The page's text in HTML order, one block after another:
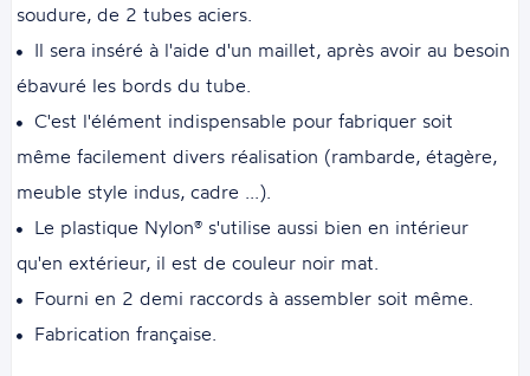
soudure, de 2 tubes aciers.
Il sera inséré à l'aide d'un maillet, après avoir au besoin
ébavuré les bords du tube.
C'est l'élément indispensable pour fabriquer soit
même facilement divers réalisation (rambarde, étagère,
meuble style indus, cadre ...).
Le plastique Nylon® s'utilise aussi bien en intérieur
qu'en extérieur, il est de couleur noir mat.
Fourni en 2 demi raccords à assembler soit même.
Fabrication française.